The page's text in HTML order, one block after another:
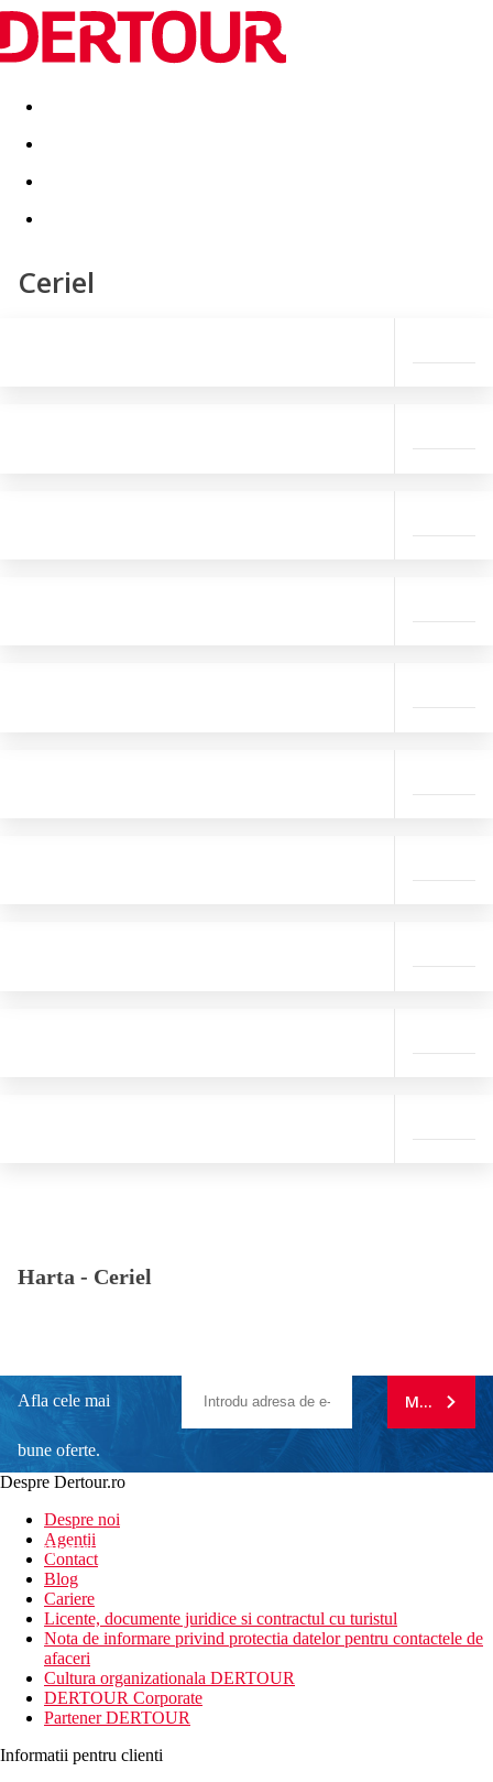
Destinatii Vacanta perfecta OFERTE DE NERATAT
Ceriel
Harta - Ceriel
Afla cele mai
bune oferte.
newsletter!
MA
Despre Dertour.ro
Despre noi
Agentii
Contact
Blog
Cariere
Licente, documente juridice si contractul cu turistul
Nota de informare privind protectia datelor pentru contactele de
afaceri
Cultura organizationala DERTOUR
DERTOUR Corporate
Partener DERTOUR
Informatii pentru clienti